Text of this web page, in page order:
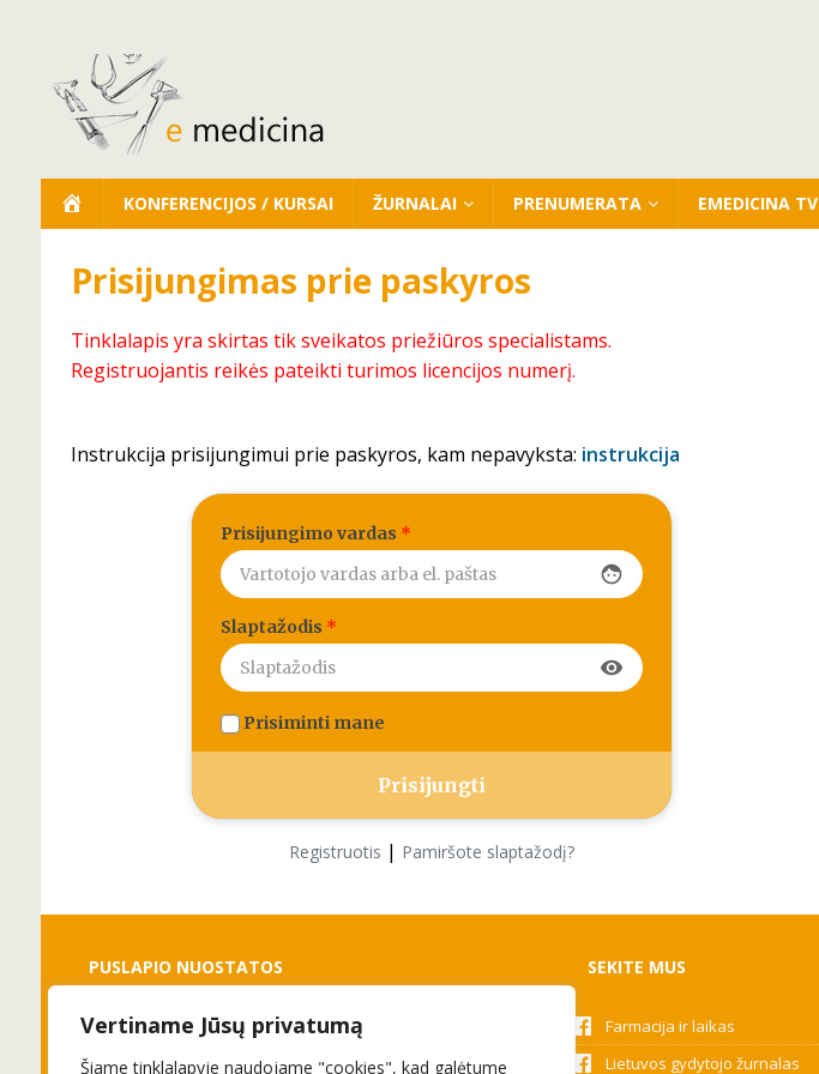
Vertiname Jūsų privatumą
Šiame tinklalapyje naudojame "cookies", kad galėtume
KONFERENCIJOS / KURSAI ŽURNALAI PRENUMERATA EMEDICINA TV
Prisijungimas prie paskyros
Tinklalapis yra skirtas tik sveikatos priežiūros specialistams.
Registruojantis reikės pateikti turimos licencijos numerį.
Instrukcija prisijungimui prie paskyros, kam nepavyksta: instrukcija
Prisijungimo vardas *
face
Slaptažodis *
visibility
Prisiminti mane
Registruotis | Pamiršote slaptažodį?
PUSLAPIO NUOSTATOS
Slapukai
Privatumo politika
SEKITE MUS
Farmacija ir laikas
Lietuvos gydytojo žurnalas